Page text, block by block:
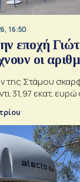
16:50
εποχή
οι
της Στάμου
31,97 εκατ.